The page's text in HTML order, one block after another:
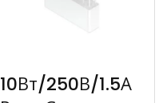
10Вт/250В/1.5А